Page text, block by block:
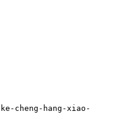
cheng-hang-xiao-